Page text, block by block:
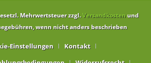
Mehrwertsteuer zzgl.Versandkostenund
wenn nicht anders beschrieben
Einstellungen
Kontakt